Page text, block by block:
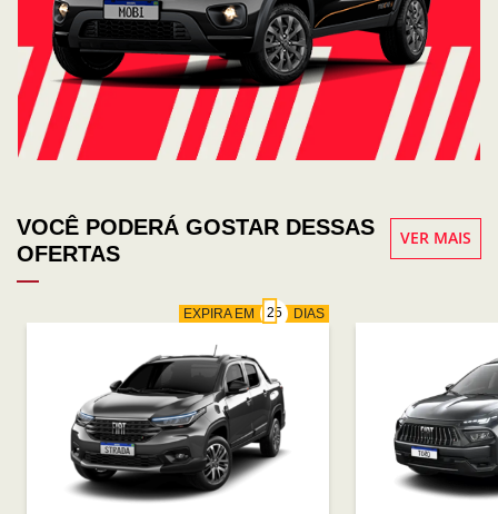
VOCÊ PODERÁ GOSTAR DESSAS
OFERTAS
VER MAIS
EXPIRA EM DIAS